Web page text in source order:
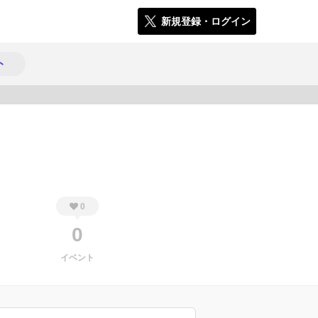
新規登録・ログイン
0
0
イベント